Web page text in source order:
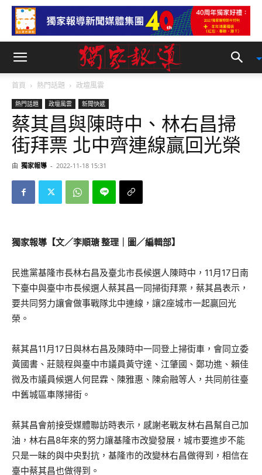
首頁 熱門話題 政壇風雲
熱門話題 政壇風雲 新聞快遞
蔡其昌與陳時中、林右昌掃
街拜票 北中齊連線贏回光榮
由 獨家報導 - 2022-11-18 15:31
獨家報導【文／李順瑭 整理｜圖／編輯部】
民進黨基隆市長林右昌及臺北市長候選人陳時中，11月17日南
下臺中與臺中市長候選人蔡其昌一同掃街拜票，蔡其昌表示，
要共同努力讓會做事戰隊北中連線，讓2座城市一起贏回光
榮。
蔡其昌11月17日與林右昌及陳時中一同登上掃街車，會同立委
黃國書、莊競程與臺中市議員黃守達、江肇國、鄭功進、賴佳
微及市議員候選人何昆霖、陳雅惠、陳俞融等人，共同前往臺
中舊城區車隊掃街。
蔡其昌會前接受媒體聯訪時表示，感謝老戰友林右昌幫自己加
油，林右昌8年來的努力讓基隆市改變發展，城市要進步不能
只是一昧的與中央對抗，基隆市的改變林右昌做得到，相信在
臺中蔡其昌也做得到。